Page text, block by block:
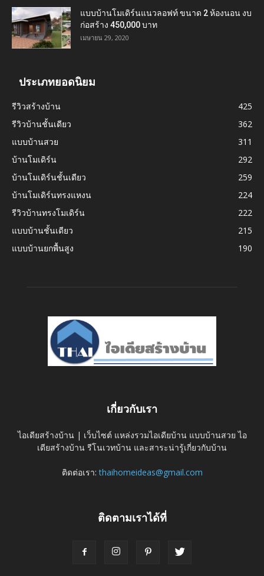
แบบบ้านโมเดิร์นแนวลอฟท์ ขนาด 2 ห้องนอน งบ
ก่อสร้าง 450,000 บาท
เมษายน 29, 2020
ประเภทยอดนิยม
รีวิวสร้างบ้าน
425
รีวิวบ้านชั้นเดียว
362
แบบบ้านสวย
311
บ้านโมเดิร์น
292
บ้านโมเดิร์นชั้นเดียว
259
บ้านโมเดิร์นทรงแหงน
224
รีวิวบ้านทรงโมเดิร์น
222
แบบบ้านชั้นเดียว
215
แบบบ้านยกพื้นสูง
190
เกี่ยวกับเรา
ไอเดียสร้างบ้าน | เว็บไซต์ แหล่งรวมไอเดียบ้าน แบบบ้านสวย ไอ
เดียสร้างบ้าน รีโนเวทบ้าน และสาระน่ารู้เกี่ยวกับบ้าน
ติดต่อเรา:thaihomeideas@gmail.com
ติดตามเราได้ที่